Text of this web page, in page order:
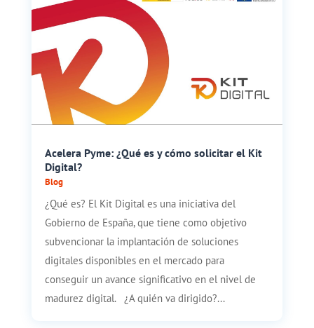
Acelera Pyme: ¿Qué es y cómo solicitar el Kit
Digital?
Blog
¿Qué es? El Kit Digital es una iniciativa del
Gobierno de España, que tiene como objetivo
subvencionar la implantación de soluciones
digitales disponibles en el mercado para
conseguir un avance significativo en el nivel de
madurez digital. ¿A quién va dirigido?...